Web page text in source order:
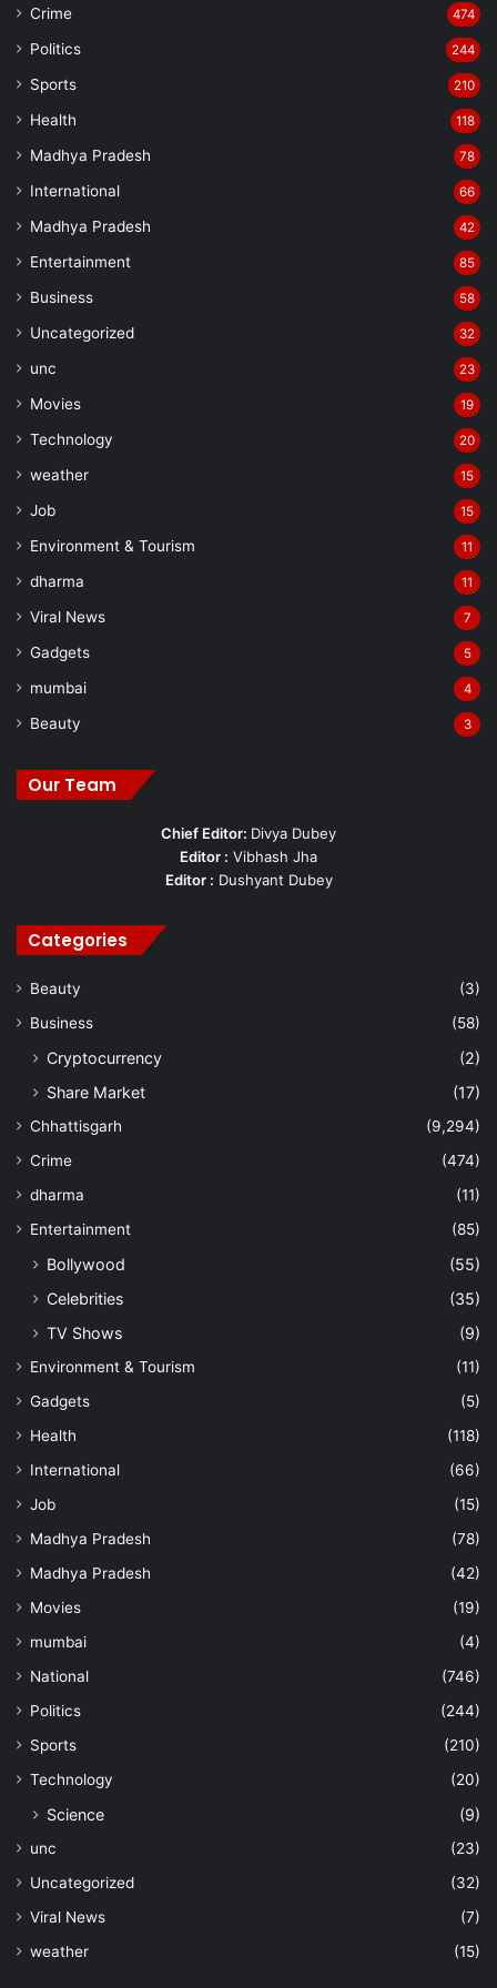
परिषद एवं विद्या परिषद के सदस्य, प्राध्यापक, विद्यार्थी एवं उनके पालक उपस्थित
थे।
Crime 474
Politics 244
Sports 210
Health 118
Madhya Pradesh 78
International 66
Madhya Pradesh 42
Entertainment 85
Business 58
Uncategorized 32
unc 23
Movies 19
Technology 20
weather 15
Job 15
Environment & Tourism 11
dharma 11
Viral News 7
Gadgets 5
mumbai 4
Beauty 3
Our Team
Chief Editor: Divya Dubey
Editor : Vibhash Jha
Editor : Dushyant Dubey
Categories
Beauty
(3)
Business
(58)
Cryptocurrency
(2)
Share Market
(17)
Chhattisgarh
(9,294)
Crime
(474)
dharma
(11)
Entertainment
(85)
Bollywood
(55)
Celebrities
(35)
TV Shows
(9)
Environment & Tourism
(11)
Gadgets
(5)
Health
(118)
International
(66)
Job
(15)
Madhya Pradesh
(78)
Madhya Pradesh
(42)
Movies
(19)
mumbai
(4)
National
(746)
Politics
(244)
Sports
(210)
Technology
(20)
Science (9)
unc
(23)
Uncategorized
(32)
Viral News
(7)
weather
(15)